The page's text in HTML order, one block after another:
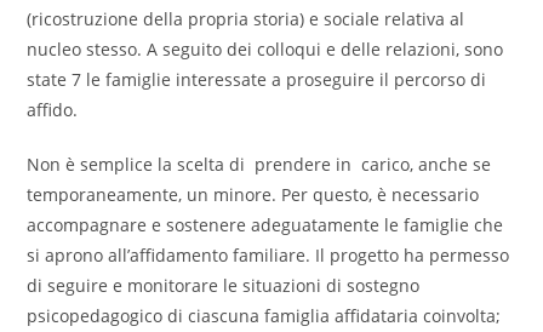
(ricostruzione della propria storia) e sociale relativa al
nucleo stesso. A seguito dei colloqui e delle relazioni, sono
state 7 le famiglie interessate a proseguire il percorso di
affido.
Non è semplice la scelta di prendere in carico, anche se
temporaneamente, un minore. Per questo, è necessario
accompagnare e sostenere adeguatamente le famiglie che
si aprono all’affidamento familiare. Il progetto ha permesso
di seguire e monitorare le situazioni di sostegno
psicopedagogico di ciascuna famiglia affidataria coinvolta;